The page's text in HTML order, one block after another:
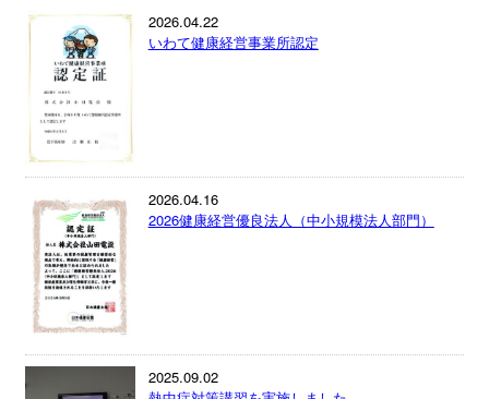
2026.04.22
いわて健康経営事業所認定
2026.04.16
2026健康経営優良法人（中小規模法人部門）
2025.09.02